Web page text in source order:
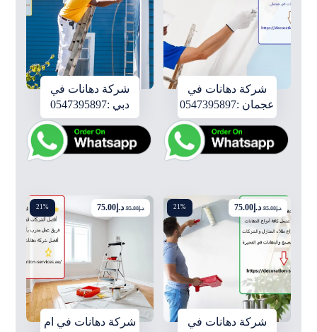
شركة دهانات في
عجمان :0547395897
شركة دهانات في
دبي :0547395897
21%
شركة دهانات في
د.إ95.00 د.إ75.00
21%
شركة دهانات في ام
د.إ95.00 د.إ75.00